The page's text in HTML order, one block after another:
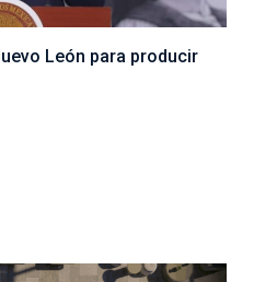
León para producir